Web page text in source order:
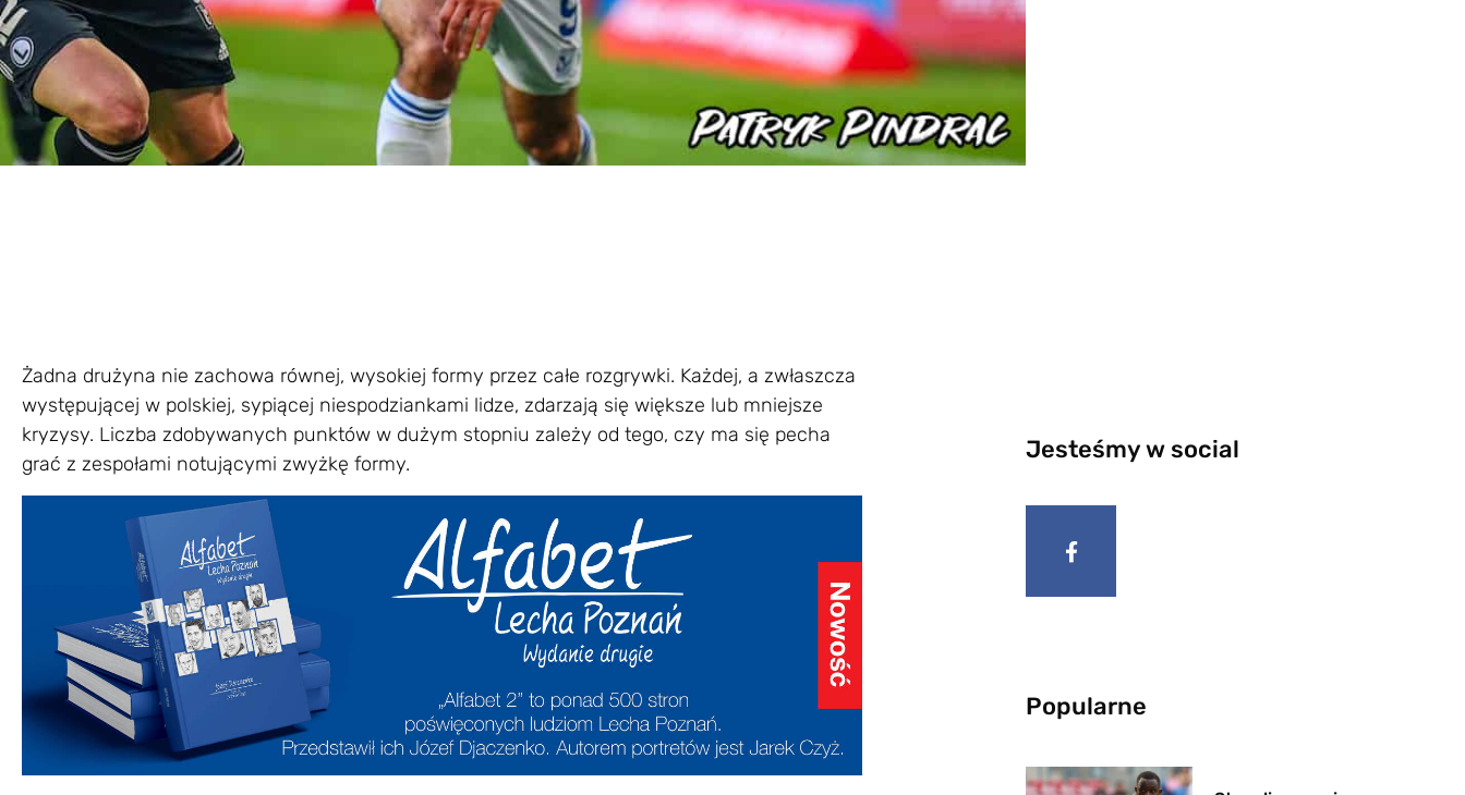
Żadna drużyna nie zachowa równej, wysokiej formy przez całe rozgrywki. Każdej, a zwłaszcza
występującej w polskiej, sypiącej niespodziankami lidze, zdarzają się większe lub mniejsze
kryzysy. Liczba zdobywanych punktów w dużym stopniu zależy od tego, czy ma się pecha
grać z zespołami notującymi zwyżkę formy.
Jesteśmy w social
Popularne